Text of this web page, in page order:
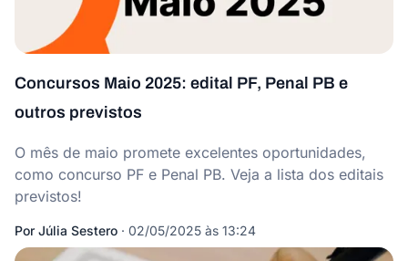
Concursos Maio 2025: edital PF, Penal PB e
outros previstos
O mês de maio promete excelentes oportunidades,
como concurso PF e Penal PB. Veja a lista dos editais
previstos!
Por Júlia Sestero · 02/05/2025 às 13:24